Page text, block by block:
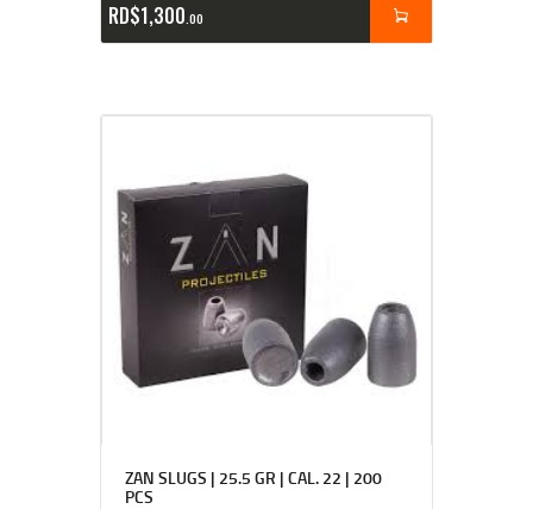
RD$1,300 00
ZAN SLUGS | 25.5 GR | CAL. 22 | 200
PCS